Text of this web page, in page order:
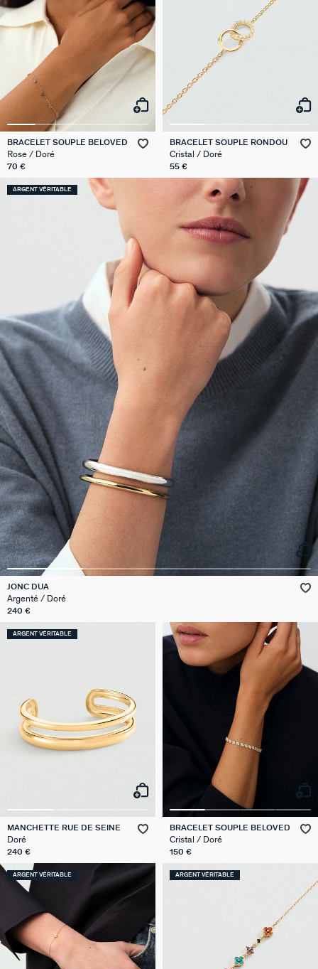
BRACELET SOUPLE BELOVED
Rose / Doré
70 €
BRACELET SOUPLE RONDOU
Cristal / Doré
55 €
ARGENT VÉRITABLE
JONC DUA
Argenté / Doré
240 €
ARGENT VÉRITABLE
MANCHETTE RUE DE SEINE
Doré
240 €
BRACELET SOUPLE BELOVED
Cristal / Doré
150 €
ARGENT VÉRITABLE ARGENT VÉRITABLE